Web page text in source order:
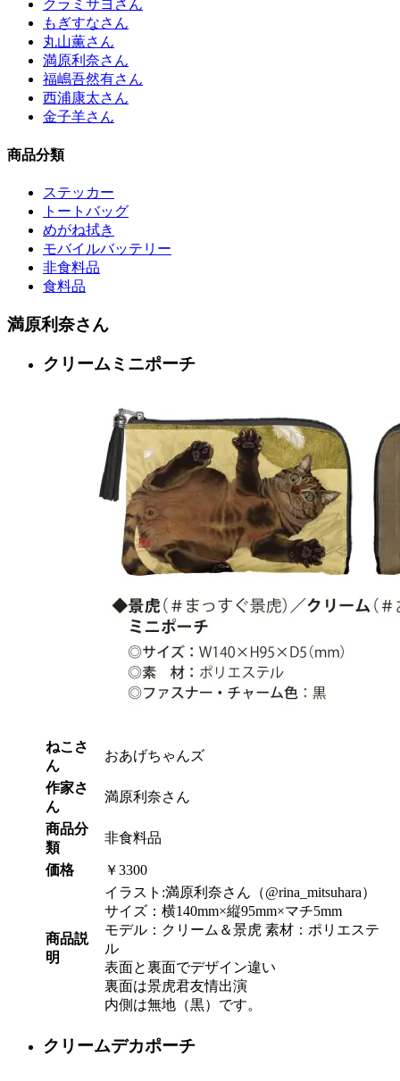
クラミサヨさん
もぎすなさん
丸山薫さん
満原利奈さん
福嶋吾然有さん
西浦康太さん
金子羊さん
商品分類
ステッカー
トートバッグ
めがね拭き
モバイルバッテリー
非食料品
食料品
満原利奈さん
クリームミニポーチ
ねこさ
ん
おあげちゃんズ
作家さ
ん
満原利奈さん
商品分
類
非食料品
価格 ￥3300
商品説
明
イラスト:満原利奈さん（@rina_mitsuhara）
サイズ：横140mm×縦95mm×マチ5mm
モデル：クリーム＆景虎 素材：ポリエステ
ル
表面と裏面でデザイン違い
裏面は景虎君友情出演
内側は無地（黒）です。
クリームデカポーチ